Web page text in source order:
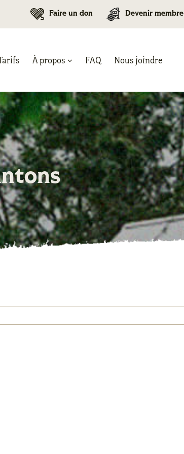
Faire un don Devenir membre
À propos FAQ Nous joindre